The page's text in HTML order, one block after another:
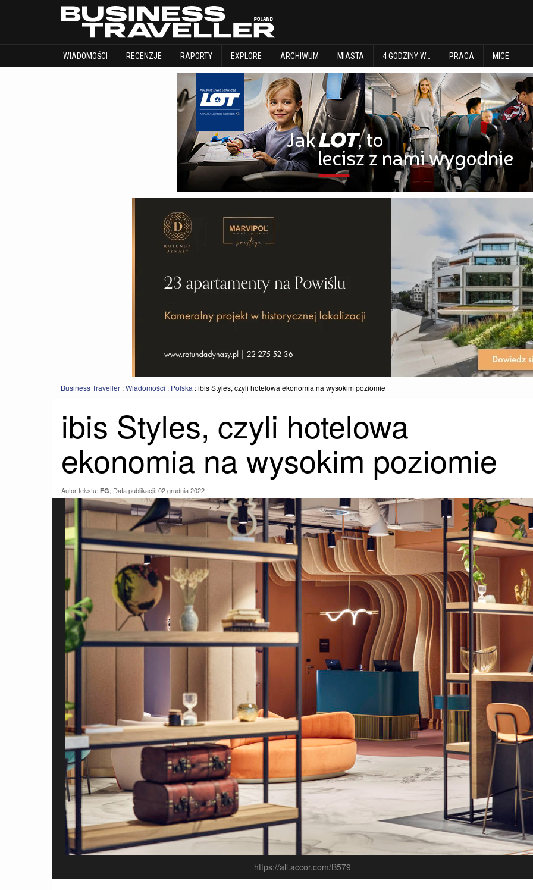
WIADOMOŚCI RECENZJE RAPORTY EXPLORE ARCHIWUM MIASTA 4 GODZINY W… PRACA MICE
WIADOMOŚCI RECENZJE
Business Traveller :Wiadomości : Polska :ibis Styles, czyli hotelowa ekonomia na wysokim poziomie
ibis Styles, czyli hotelowa
ekonomia na wysokim poziomie
Autor tekstu: FG, Data publikacji: 02 grudnia 2022
https://all.accor.com/B579